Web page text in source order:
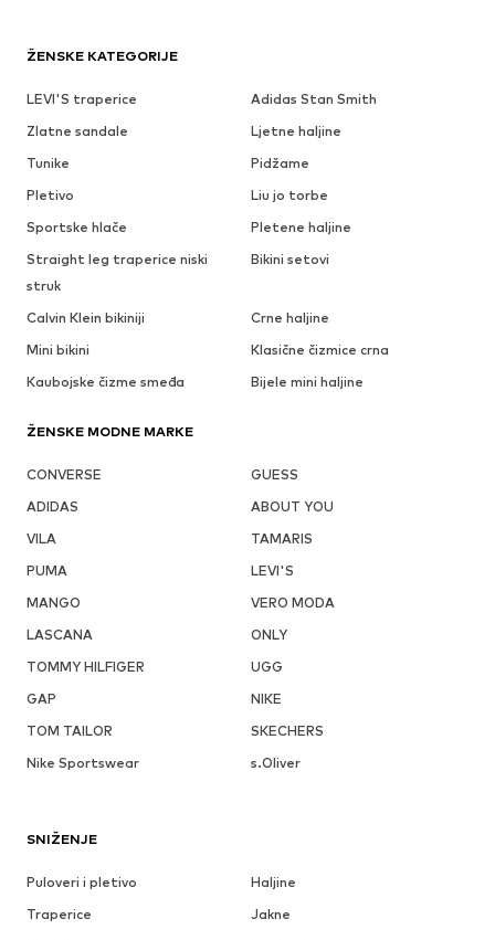
ŽENSKE KATEGORIJE
LEVI'S traperice
Adidas Stan Smith
Zlatne sandale
Ljetne haljine
Tunike
Pidžame
Pletivo
Liu jo torbe
Sportske hlače
Pletene haljine
Straight leg traperice niski
struk
Bikini setovi
Calvin Klein bikiniji
Crne haljine
Mini bikini
Klasične čizmice crna
Kaubojske čizme smeđa
Bijele mini haljine
ŽENSKE MODNE MARKE
CONVERSE
GUESS
ADIDAS
ABOUT YOU
VILA
TAMARIS
PUMA
LEVI'S
MANGO
VERO MODA
LASCANA
ONLY
TOMMY HILFIGER
UGG
GAP
NIKE
TOM TAILOR
SKECHERS
Nike Sportswear
s.Oliver
SNIŽENJE
Puloveri i pletivo
Haljine
Traperice
Jakne